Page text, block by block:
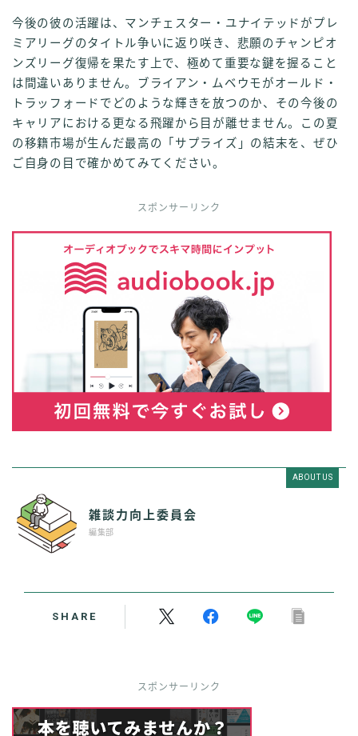
今後の彼の活躍は、マンチェスター・ユナイテッドがプレ
ミアリーグのタイトル争いに返り咲き、悲願のチャンピオ
ンズリーグ復帰を果たす上で、極めて重要な鍵を握ること
は間違いありません。ブライアン・ムベウモがオールド・
トラッフォードでどのような輝きを放つのか、その今後の
キャリアにおける更なる飛躍から目が離せません。この夏
の移籍市場が生んだ最高の「サプライズ」の結末を、ぜひ
ご自身の目で確かめてみてください。
スポンサーリンク
ABOUT US
雑談力向上委員会
編集部
SHARE
スポンサーリンク